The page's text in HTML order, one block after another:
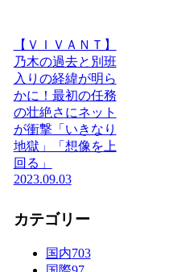
【ＶＩＶＡＮＴ】
乃木の過去と別班
入りの経緯が明ら
かに！最初の任務
の壮絶さにネット
が衝撃「いきなり
地獄」「想像を上
回る」
2023.09.03
カテゴリー
国内703